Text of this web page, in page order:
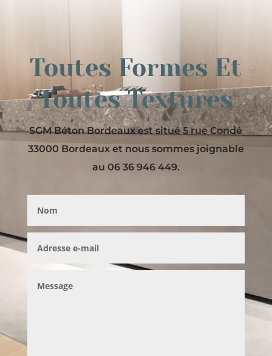
Toutes Formes Et
Toutes Textures
SGM Béton Bordeaux est situé 5 rue Condé
33000 Bordeaux et nous sommes joignable
au 06 36 946 449.